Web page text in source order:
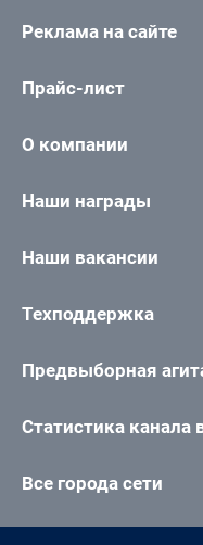
Реклама на сайте
Прайс-лист
О компании
Наши награды
Наши вакансии
Техподдержка
Предвыборная
Статистика канала
Все города сети